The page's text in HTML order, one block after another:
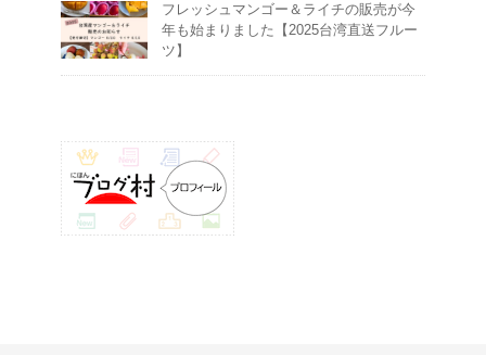
フレッシュマンゴー＆ライチの販売が今
年も始まりました【2025台湾直送フルー
ツ】